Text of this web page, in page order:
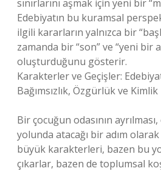
sınırlarını aşmak için yeni bir
Edebiyatın bu kuramsal
ilgili kararların yalnızca bir
zamanda bir “son” ve “yeni bir
oluşturduğunu gösterir.
Karakterler ve Geçişler:
Bağımsızlık, Özgürlük ve Kimlik
Bir çocuğun odasının
yolunda atacağı bir adım
büyük karakterleri, bazen bu
çıkarlar, bazen de toplumsal